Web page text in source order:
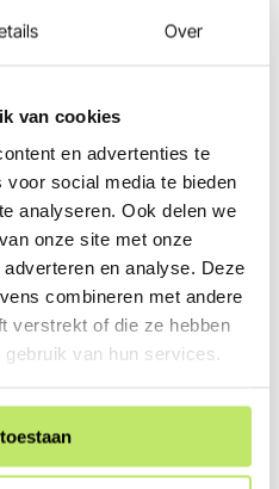
Over
van cookies
en advertenties te
social media te bieden
analyseren. Ook delen we
onze site met onze
en analyse. Deze
combineren met andere
verstrekt of die ze hebben
van hun services.
uitstraling van de
tuin iets extra’s. Dankzij
sfeer aan op het terras.
tuin de extra aandacht die
van beplanting vind je
Ninaje bij het laten
terwijl deLightpro Nodin
het gewilde aanbod vind je
jouw tuin.
Lightpro
en
een goede oplossing van